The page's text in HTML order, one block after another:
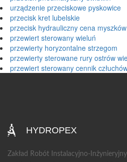
urządzenie przeciskowe pyskowice
przecisk kret lubelskie
przecisk hydrauliczny cena myszków
przewiert sterowany wieluń
przewierty horyzontalne strzegom
przewierty sterowane rury ostrów
przewiert sterowany cennik
HYDROPEX
Zakład Robót Instalacyjno-